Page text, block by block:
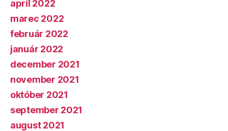
apríl 2022
marec 2022
február 2022
január 2022
december 2021
november 2021
október 2021
september 2021
august 2021